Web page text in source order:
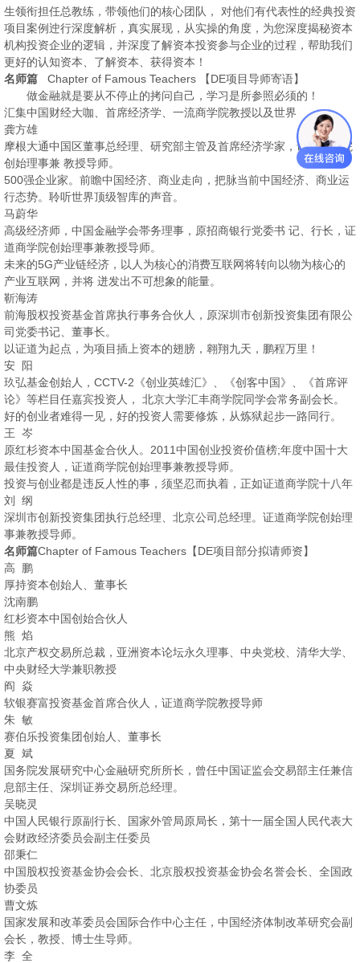
生领衔担任总教练，带领他们的核心团队， 对他们有代表性的经典投资
项目案例迚行深度解析，真实展现，从实操的角度，为您深度揭秘资本
机构投资企业的逻辑，并深度了解资本投资参与企业的过程，帮助我们
更好的认知资本、了解资本、获得资本！
名师篇 Chapter of Famous Teachers 【DE项目导师寄语】
做金融就是要从不停止的拷问自己，学习是所参照必须的！
汇集中国财经大咖、首席经济学、一流商学院教授以及世界
龚方雄
摩根大通中国区董事总经理、研究部主管及首席经济学家，证道商学院
创始理事兼 教授导师。
500强企业家。前瞻中国经济、商业走向，把脉当前中国经济、商业运
行态势。聆听世界顶级智库的声音。
马蔚华
高级经济师，中国金融学会帯务理事，原招商银行党委书 记、行长，证
道商学院创始理事兼教授导师。
未来的5G产业链经济，以人为核心的消费互联网将转向以物为核心的
产业互联网，并将 迸发出不可想象的能量。
靳海涛
前海股权投资基金首席执行事务合伙人，原深圳市创新投资集团有限公
司党委书记、董事长。
以证道为起点，为项目插上资本的翅膀，翱翔九天，鹏程万里！
安 阳
玖弘基金创始人，CCTV-2《创业英雄汇》、《创客中国》、《首席评
论》等栏目任嘉宾投资人， 北京大学汇丰商学院同学会常务副会长。
好的创业者难得一见，好的投资人需要修炼，从炼狱起步一路同行。
王 岑
原红杉资本中国基金合伙人。2011中国创业投资价值榜;年度中国十大
最佳投资人，证道商学院创始理事兼教授导师。
投资与创业都是违反人性的事，须坚忍而执着，正如证道商学院十八年
刘 纲
深圳市创新投资集团执行总经理、北京公司总经理。证道商学院创始理
事兼教授导师。
名师篇Chapter of Famous Teachers【DE项目部分拟请师资】
高 鹏
厚持资本创始人、董事长
沈南鹏
红杉资本中国创始合伙人
熊 焰
北京产权交易所总裁，亚洲资本论坛永久理事、中央党校、清华大学、
中央财经大学兼职教授
阎 焱
软银赛富投资基金首席合伙人，证道商学院教授导师
朱 敏
赛伯乐投资集团创始人、董事长
夏 斌
国务院发展研究中心金融研究所所长，曾任中国证监会交易部主任兼信
息部主任、深圳证券交易所总经理。
吴晓灵
中国人民银行原副行长、国家外管局原局长，第十一届全国人民代表大
会财政经济委员会副主任委员
邵秉仁
中国股权投资基金协会会长、北京股权投资基金协会名誉会长、全国政
协委员
曹文炼
国家发展和改革委员会国际合作中心主任，中国经济体制改革研究会副
会长，教授、博士生导师。
李 全